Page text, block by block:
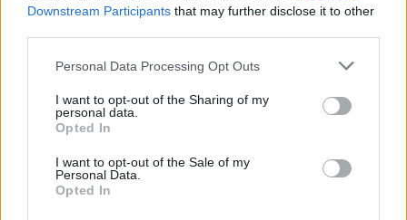
Downstream Participants that may further disclose it to other
Please note that this website/app uses one or more Google
not limited to your visit or usage behaviour. You may click to
grant or deny consent to Google and its third-party tags to
use your data for below specified purposes in below Google
consent section.
Personal Data Processing Opt Outs
I want to opt-out of the Sharing of my
personal data.
Opted In
I want to opt-out of the Sale of my
Personal Data.
Opted In
Η Ελλάδα έκανε ένα σημαντικό πρώτο βήμα. Τώρα
η Ευρωπαϊκή Ένωση οφείλει να προχωρήσει άμεσα
ευρωπαϊκού τέλους διαχείρισης και την επιτάχυνση
κατάργησης του καθεστώτος de minimis
Μόνο έτσι θα διαμορφωθεί ένα μόνιμο και
πραγματικά δίκαιο πλαίσιο ανταγωνισμού για το